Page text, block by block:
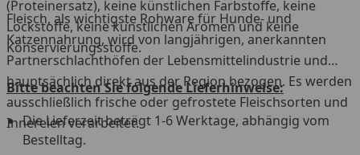
(Proteinersatz), keine künstlichen Farbstoffe, keine
Lockstoffe, keine künstlichen Aromen und keine
Konservierungsstoffe.
Fleisch, als wichtigste Rohware für Hunde- und
Katzennahrung, wird von langjährigen, anerkannten
Partnerschlachthöfen der Lebensmittelindustrie und
hauptsächlich direkt aus der Region bezogen. Es werden
ausschließlich frische oder gefrostete Fleischsorten und
Innereien verarbeitet.
Bitte beachten Sie folgende Lieferhinweise:
Die Lieferzeit beträgt 1-6 Werktage, abhängig vom
Bestelltag.